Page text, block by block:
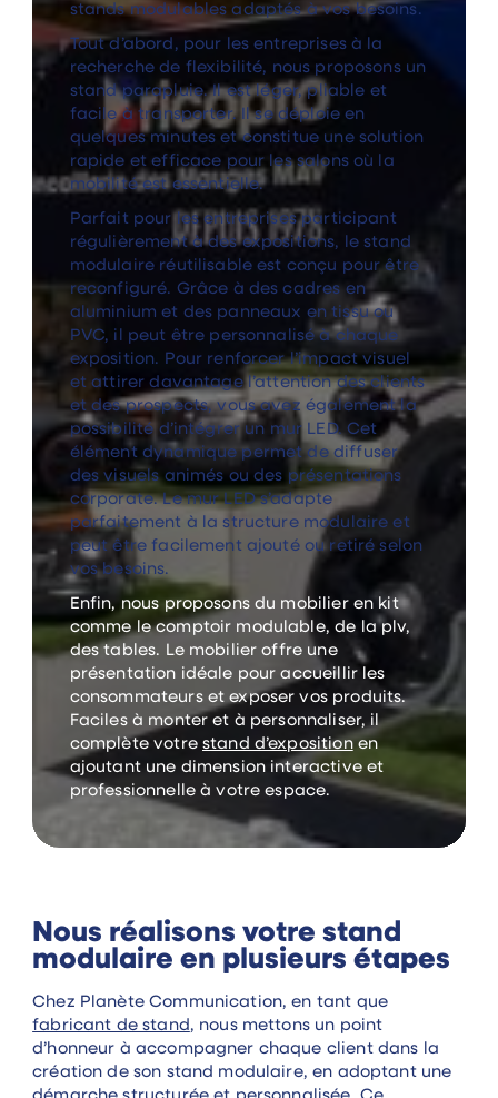
stands modulables adaptés à vos besoins.
Tout d’abord, pour les entreprises à la
recherche de flexibilité, nous proposons un
stand parapluie. Il est léger, pliable et
facile à transporter. Il se déploie en
quelques minutes et constitue une solution
rapide et efficace pour les salons où la
mobilité est essentielle.
Parfait pour les entreprises participant
régulièrement à des expositions, le stand
modulaire réutilisable est conçu pour être
reconfiguré. Grâce à des cadres en
aluminium et des panneaux en tissu ou
PVC, il peut être personnalisé à chaque
exposition. Pour renforcer l’impact visuel
et attirer davantage l’attention des clients
et des prospects, vous avez également la
possibilité d’intégrer un mur LED. Cet
élément dynamique permet de diffuser
des visuels animés ou des présentations
corporate. Le mur LED s’adapte
parfaitement à la structure modulaire et
peut être facilement ajouté ou retiré selon
vos besoins.
Enfin, nous proposons du mobilier en kit
comme le comptoir modulable, de la plv,
des tables. Le mobilier offre une
présentation idéale pour accueillir les
consommateurs et exposer vos produits.
Faciles à monter et à personnaliser, il
complète votre stand d’expositionen
ajoutant une dimension interactive et
professionnelle à votre espace.
Nous réalisons votre stand
modulaire en plusieurs étapes
Chez Planète Communication, en tant que
fabricant de stand , nous mettons un point
d’honneur à accompagner chaque client dans la
création de son stand modulaire, en adoptant une